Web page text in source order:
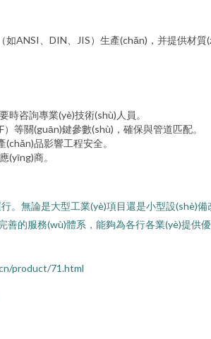
ANSI、DIN、JIS）生產(chǎn)，并提供材質
時咨詢專業(yè)技術(shù)人員。
等關(guān)鍵參數(shù)，確保與管道匹配。
品影響工程安全。
(yīng)商。
。無論是大型工業(yè)項目還是小型設(shè)
的服務(wù)體系，能夠為各行各業(yè)提供
product/71.html